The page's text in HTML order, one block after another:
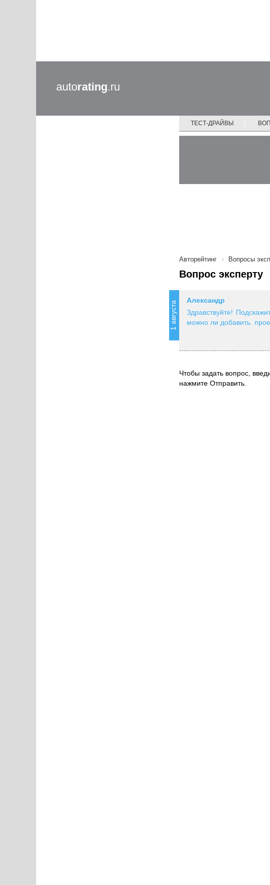
autorating.ru
ТЕСТ-ДРАЙВЫ
Авторейтинг Вопросы
Вопрос эксперту
1 августа
Александр
Здравствуйте!
можно ли добавить
Чтобы задать вопрос,
нажмите Отправить.